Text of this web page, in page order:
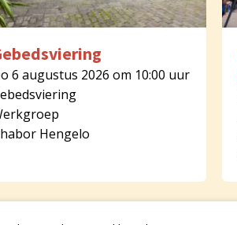
6 augustus 2026 om 10:00 uur
Hengelo